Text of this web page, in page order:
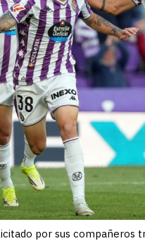
por sus compañeros